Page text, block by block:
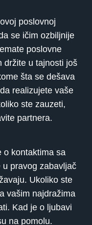
poslovnoj
se ičim ozbiljnije
poslovne
držite u tajnosti još
šta se dešava
realizujete vaše
ste zauzeti,
partnera.
o kontaktima sa
pravog zabavljač
Ukoliko ste
vašim najdražima
Kad je o ljubavi
na pomolu.